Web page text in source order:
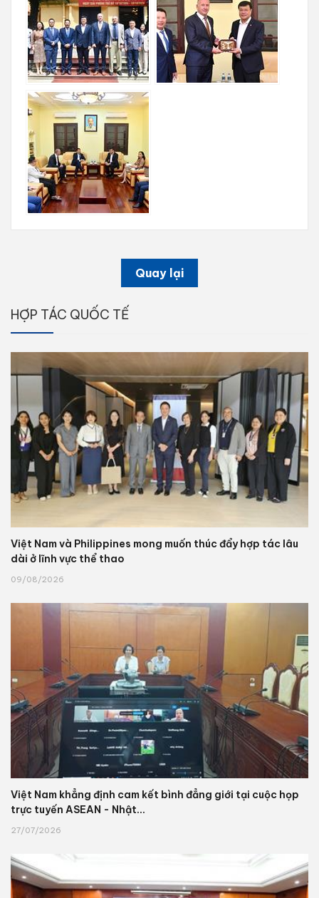
Quay lại
HỢP TÁC QUỐC TẾ
Việt Nam và Philippines mong muốn thúc đẩy hợp tác lâu
dài ở lĩnh vực thể thao
09/08/2026
Việt Nam khẳng định cam kết bình đẳng giới tại cuộc họp
trực tuyến ASEAN - Nhật...
27/07/2026